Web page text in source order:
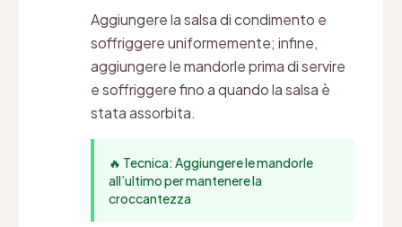
Aggiungere la salsa di condimento e
soffriggere uniformemente; infine,
aggiungere le mandorle prima di servire
e soffriggere fino a quando la salsa è
stata assorbita.
🔥 Tecnica: Aggiungere le mandorle
all’ultimo per mantenere la
croccantezza